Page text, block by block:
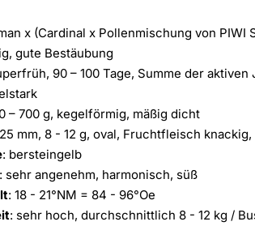
x (Cardinal x Pollenmischung von PIWI
gute Bestäubung
90 – 100 Tage, Summe der
– 700 g, kegelförmig, mäßig dicht
mm, 8 - 12 g, oval, Fruchtfleisch knackig,
: bersteingelb
: sehr angenehm, harmonisch, süß
: 18 - 21°NM = 84 - 96°Oe
: sehr hoch, durchschnittlich 8 - 12 kg /